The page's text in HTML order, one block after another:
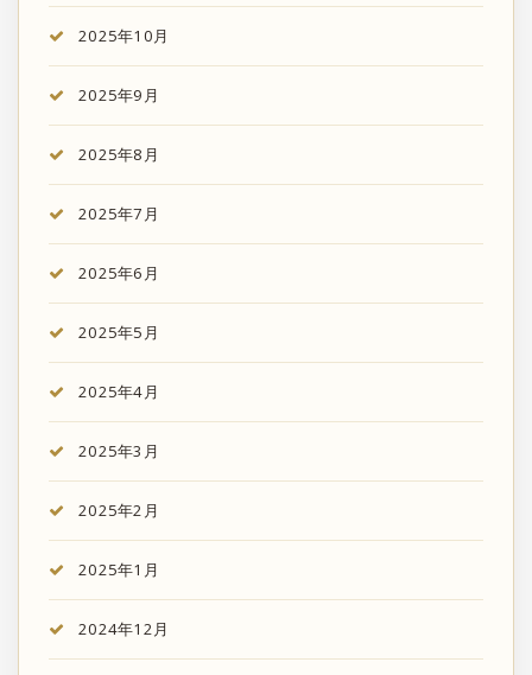
2025年10月
2025年9月
2025年8月
2025年7月
2025年6月
2025年5月
2025年4月
2025年3月
2025年2月
2025年1月
2024年12月